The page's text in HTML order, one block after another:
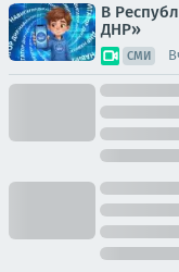
В
ДНР»
СМИ